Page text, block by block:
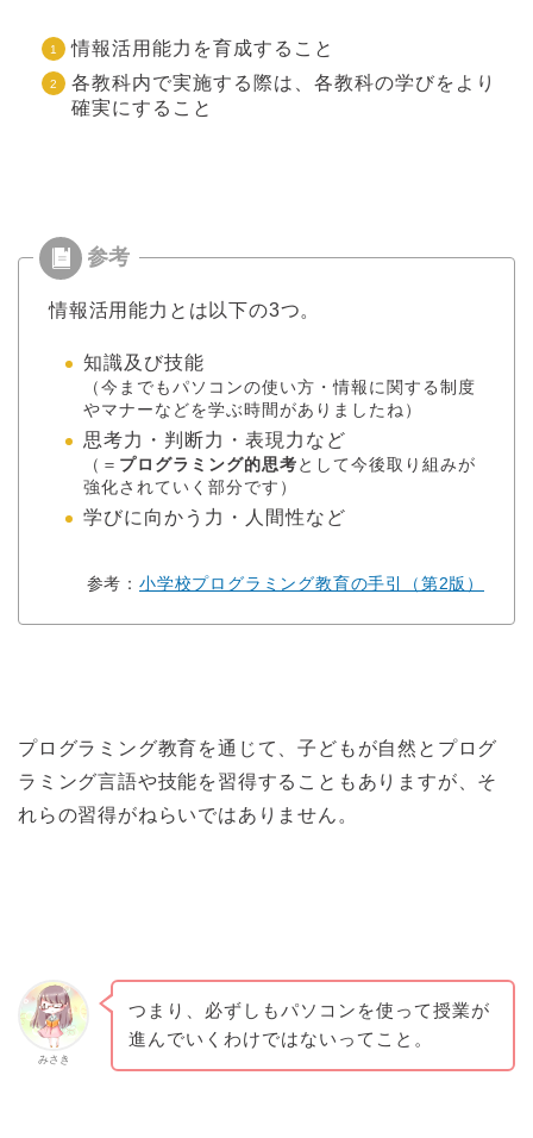
情報活用能力を育成すること
各教科内で実施する際は、各教科の学びをより
確実にすること
情報活用能力とは以下の3つ。
知識及び技能
（今までもパソコンの使い方・情報に関する制度
やマナーなどを学ぶ時間がありましたね）
思考力・判断力・表現力など
（＝ プログラミング的思考として今後取り組みが
強化されていく部分です）
学びに向かう力・人間性など
参考： 小学校プログラミング教育の手引（第2版）
プログラミング教育を通じて、子どもが自然とプログ
ラミング言語や技能を習得することもありますが、そ
れらの習得がねらいではありません。
みさき
つまり、必ずしもパソコンを使って授業が
進んでいくわけではないってこと。